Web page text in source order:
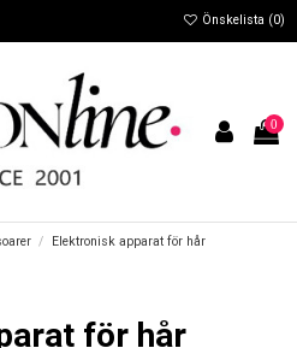
Önskelista (0)
0
Elektronisk apparat för hår
för hår